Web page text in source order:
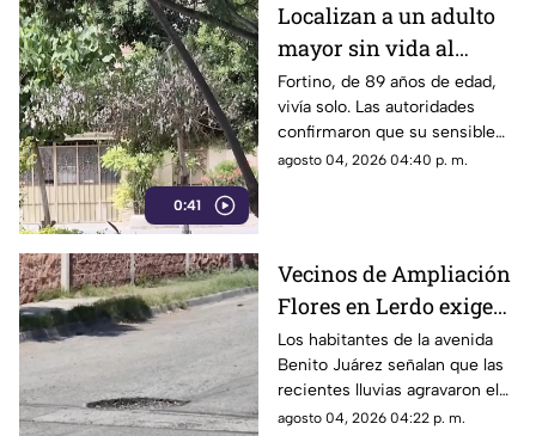
0:41
Localizan a un adulto
mayor sin vida al
interior de su domicilio
en Torreón
Fortino, de 89 años de edad,
vivía solo. Las autoridades
confirmaron que su sensible
deceso ocurrió por causas
agosto 04, 2026 04:40 p. m.
Vecinos de Ampliación
Flores en Lerdo exigen
reparación de enormes
baches
Los habitantes de la avenida
Benito Juárez señalan que las
recientes lluvias agravaron el
deterioro de la vía, la cual lleva
agosto 04, 2026 04:22 p. m.